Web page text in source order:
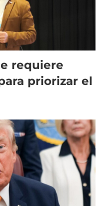
requiere
priorizar el